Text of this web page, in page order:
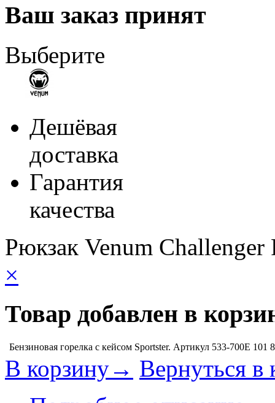
Ваш заказ принят
Выберите
Дешёвая
доставка
Гарантия
качества
Рюкзак Venum
×
Товар добавлен в
Бензиновая горелка с кейсом Sportster. Артикул 533-700E 101
В корзину→ Вернуться в